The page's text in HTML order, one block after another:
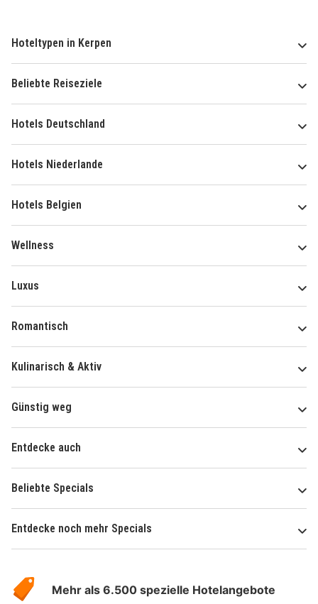
Hoteltypen in Kerpen
Beliebte Reiseziele
Hotels Deutschland
Hotels Niederlande
Hotels Belgien
Wellness
Luxus
Romantisch
Kulinarisch & Aktiv
Günstig weg
Entdecke auch
Beliebte Specials
Entdecke noch mehr Specials
Hotelspecials
Mehr als 6.500 spezielle Hotelangebote